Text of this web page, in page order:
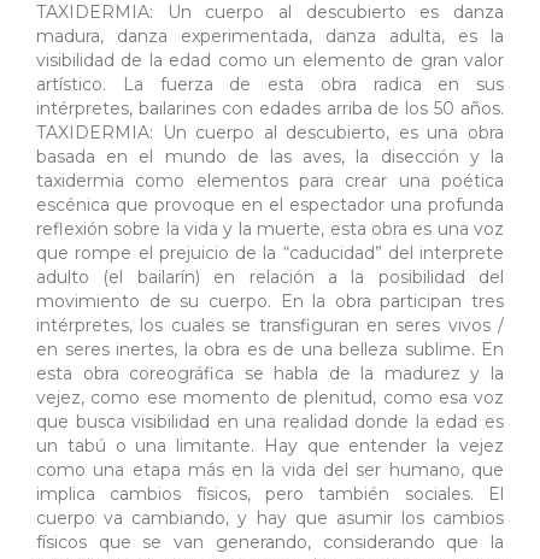
TAXIDERMIA: Un cuerpo al descubierto es danza
madura, danza experimentada, danza adulta, es la
visibilidad de la edad como un elemento de gran valor
artístico. La fuerza de esta obra radica en sus
intérpretes, bailarines con edades arriba de los 50 años.
TAXIDERMIA: Un cuerpo al descubierto, es una obra
basada en el mundo de las aves, la disección y la
taxidermia como elementos para crear una poética
escénica que provoque en el espectador una profunda
reflexión sobre la vida y la muerte, esta obra es una voz
que rompe el prejuicio de la “caducidad” del interprete
adulto (el bailarín) en relación a la posibilidad del
movimiento de su cuerpo. En la obra participan tres
intérpretes, los cuales se transfiguran en seres vivos /
en seres inertes, la obra es de una belleza sublime. En
esta obra coreográfica se habla de la madurez y la
vejez, como ese momento de plenitud, como esa voz
que busca visibilidad en una realidad donde la edad es
un tabú o una limitante. Hay que entender la vejez
como una etapa más en la vida del ser humano, que
implica cambios físicos, pero también sociales. El
cuerpo va cambiando, y hay que asumir los cambios
físicos que se van generando, considerando que la